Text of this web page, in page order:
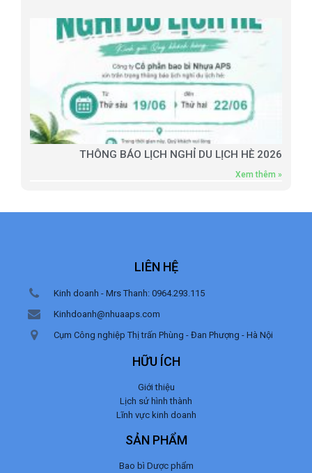
THÔNG BÁO LỊCH NGHỈ DU LỊCH HÈ 2026
Xem thêm »
LIÊN HỆ
Kinh doanh - Mrs Thanh: 0964.293.115
Kinhdoanh@nhuaaps.com
Cụm Công nghiệp Thị trấn Phùng - Đan Phượng - Hà Nội
HỮU ÍCH
Giới thiệu
Lịch sử hình thành
Lĩnh vực kinh doanh
SẢN PHẨM
Bao bì Dược phẩm